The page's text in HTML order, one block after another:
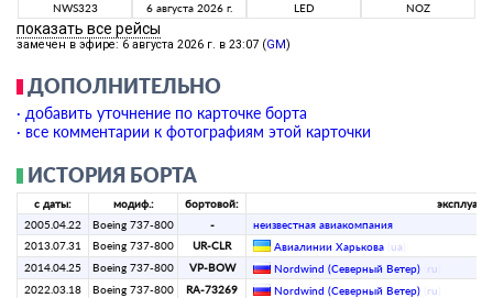
NWS323
6 августа 2026 г. LED NOZ
показать все рейсы
замечен в эфире: 6 августа 2026 г. в 23:07 (GM)
ДОПОЛНИТЕЛЬНО
· добавить уточнение по карточке борта
· все комментарии к фотографиям этой карточки
ИСТОРИЯ БОРТА
с даты: модиф.: бортовой:
2005.04.22
Boeing 737-800 -
­неизвестная авиакомпания­
2013.07.31
Boeing 737-800 UR-CLR Авиалинии Харькова ua
2014.04.25
Boeing 737-800 VP-BOW Nordwind (Северный Ветер) ru
2022.03.18
Boeing 737-800 RA-73269 Nordwind (Северный Ветер) ru